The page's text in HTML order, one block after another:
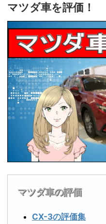
マツダ車を評価！
マツダ車の評価
CX-3の評価集